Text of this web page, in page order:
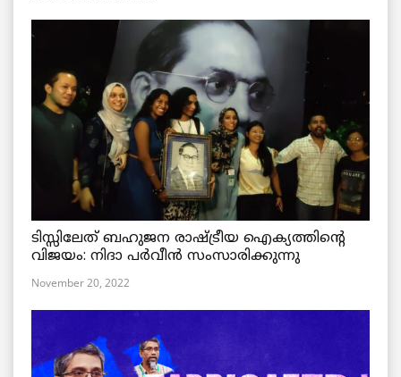
ടിസ്സിലേത് ബഹുജന രാഷ്ട്രീയ ഐക്യത്തിന്റെ
വിജയം: നിദാ പർവീൻ സംസാരിക്കുന്നു
November 20, 2022